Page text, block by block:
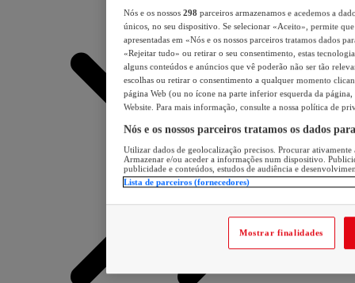
Nós e os nossos 298 parceiros armazenamos e acedemos a
únicos, no seu dispositivo. Se selecionar «Aceito», permite
apresentadas em «Nós e os nossos parceiros tratamos dados
«Rejeitar tudo» ou retirar o seu consentimento, estas
alguns conteúdos e anúncios que vê poderão não ser tão
escolhas ou retirar o consentimento a qualquer momento
página Web (ou no ícone na parte inferior esquerda da página,
Website. Para mais informação, consulte a nossa política de
Nós e os nossos parceiros tratamos os dados
Utilizar dados de geolocalização precisos. Procurar
Armazenar e/ou aceder a informações num dispositivo.
publicidade e conteúdos, estudos de audiência e
Lista de parceiros (fornecedores)
Mostrar finalidades